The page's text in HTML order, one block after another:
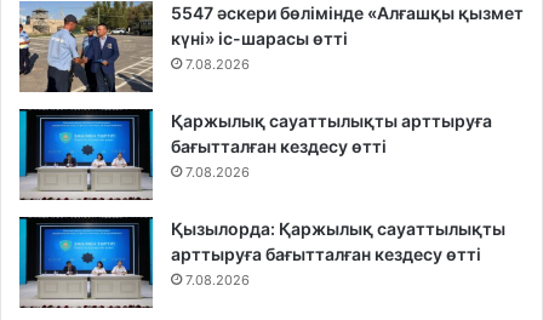
5547 әскери бөлімінде «Алғашқы қызмет
күні» іс-шарасы өтті
7.08.2026
Қаржылық сауаттылықты арттыруға
бағытталған кездесу өтті
7.08.2026
Қызылорда: Қаржылық сауаттылықты
арттыруға бағытталған кездесу өтті
7.08.2026